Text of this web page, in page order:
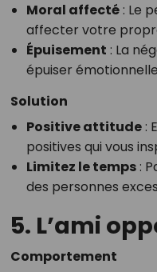
Moral affecté: Le
affecter votre
Épuisement : La
épuiser
Solution
Positive attitude:
positives qui vous
Limitez le temps:
des personnes
5. L’ami
Comportement